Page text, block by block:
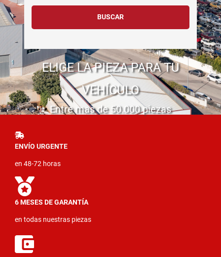
ELIGE LA PIEZA PARA TU
VEHÍCULO
Entre mas de 50.000 piezas
ENVÍO URGENTE
en 48-72 horas
6 MESES DE GARANTÍA
en todas nuestras piezas